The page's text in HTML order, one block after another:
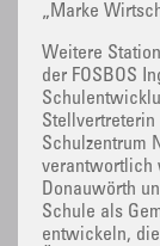
„Marke
Weitere
der FOSBOS
Schulzentrum
verantwortlich
Donauwörth
Schule als
entwickeln,